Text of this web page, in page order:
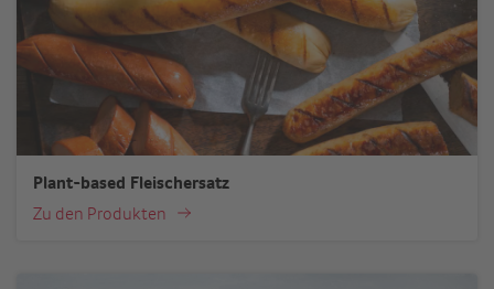
Plant-based Fleischersatz
Zu den Produkten